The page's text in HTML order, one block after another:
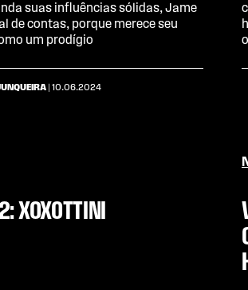
suas influências sólidas, Jame
de contas, porque merece seu
um prodígio
| 10.06.2024
XOXOTTINI